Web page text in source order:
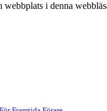
webbplats i denna